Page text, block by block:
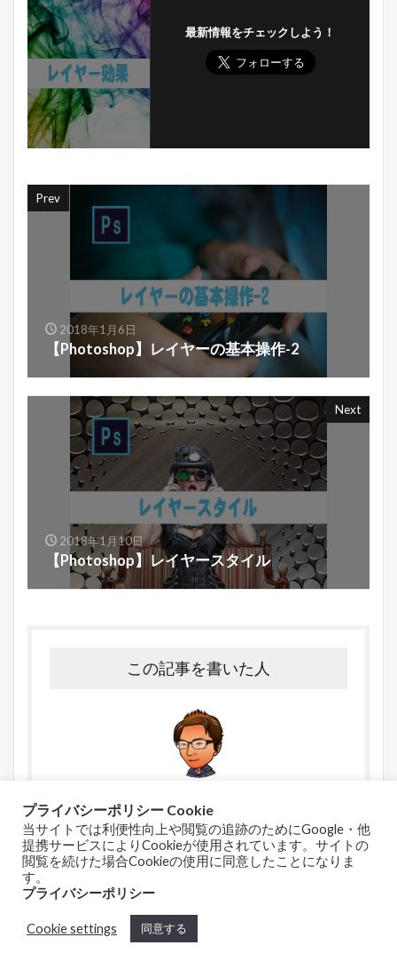
最新情報をチェックしよう！
Prev
2018年1月6日
【Photoshop】レイヤーの基本操作-2
Next
2018年1月10日
【Photoshop】レイヤースタイル
この記事を書いた人
Warning: Attempt to read property
Photoshop歴１０年、大手ナイトワークGのレタッチャー
です。兼業で個人事業主としても活動。Adobe認定プロ
フェッショナル（Ps/Ai）取得（独学）/グラフィックデザ
サービス運営などなども。少しでも「役に立った」と言
プライバシーポリシー Cookie
当サイトでは利便性向上や閲覧の追跡のためにGoogle・他
提携サービスによりCookieが使用されています。サイトの
閲覧を続けた場合Cookieの使用に同意したことになりま
す。
プライバシーポリシー
Cookie settings 同意する